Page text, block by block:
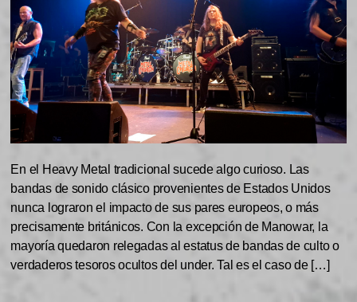
En el Heavy Metal tradicional sucede algo curioso. Las
bandas de sonido clásico provenientes de Estados Unidos
nunca lograron el impacto de sus pares europeos, o más
precisamente británicos. Con la excepción de Manowar, la
mayoría quedaron relegadas al estatus de bandas de culto o
verdaderos tesoros ocultos del under. Tal es el caso de […]